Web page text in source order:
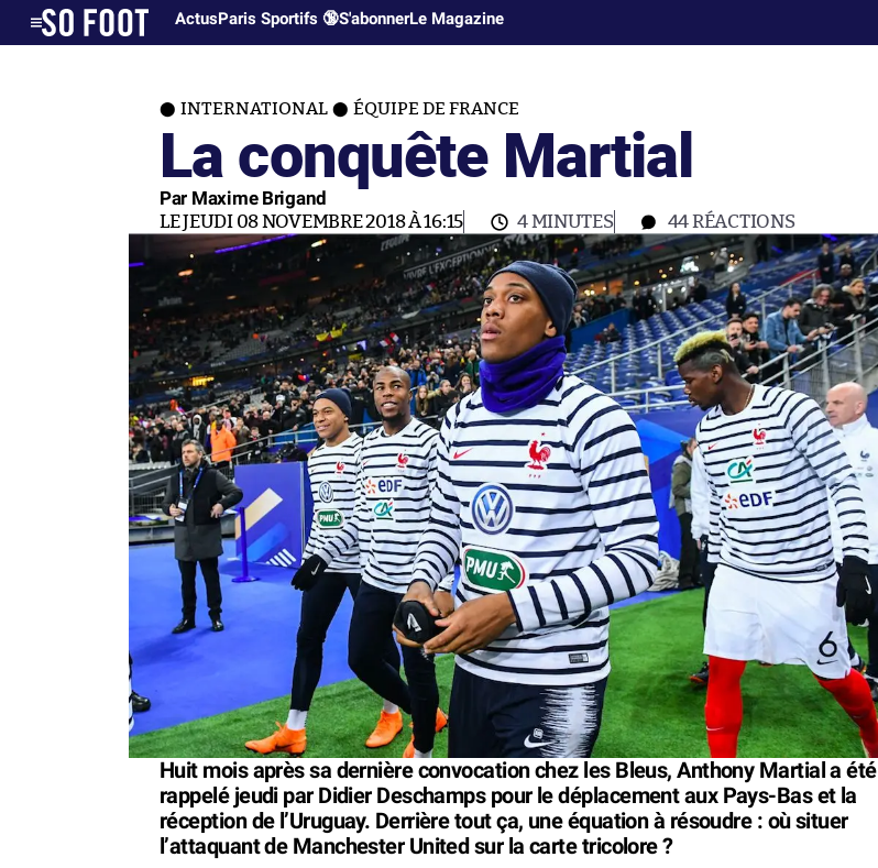
ActusParis Sportifs 🔞S'abonnerLe Magazine
INTERNATIONAL ÉQUIPE DE FRANCE
La conquête Martial
Par Maxime Brigand
LE JEUDI 08 NOVEMBRE 2018 À 16:15 4 MINUTES 44RÉACTIONS
Huit mois après sa dernière convocation chez les Bleus, Anthony Martial a été
rappelé jeudi par Didier Deschamps pour le déplacement aux Pays-Bas et la
réception de l’Uruguay. Derrière tout ça, une équation à résoudre : où situer
l’attaquant de Manchester United sur la carte tricolore ?